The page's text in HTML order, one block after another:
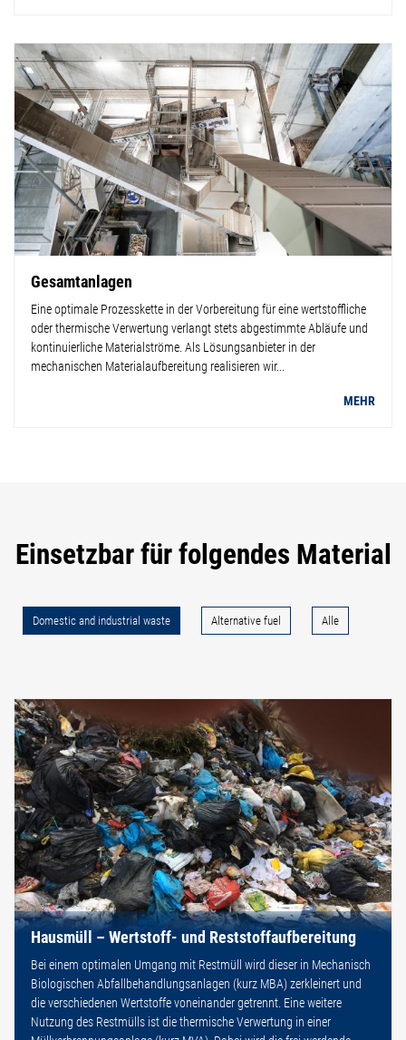
Gesamtanlagen
Eine optimale Prozesskette in der Vorbereitung für eine wertstoffliche
oder thermische Verwertung verlangt stets abgestimmte Abläufe und
kontinuierliche Materialströme. Als Lösungsanbieter in der
mechanischen Materialaufbereitung realisieren wir...
MEHR
Einsetzbar für folgendes Material
Domestic and industrial waste Alternative fuel Alle
Hausmüll – Wertstoff- und Reststoffaufbereitung
Bei einem optimalen Umgang mit Restmüll wird dieser in Mechanisch
Biologischen Abfallbehandlungsanlagen (kurz MBA) zerkleinert und
die verschiedenen Wertstoffe voneinander getrennt. Eine weitere
Nutzung des Restmülls ist die thermische Verwertung in einer